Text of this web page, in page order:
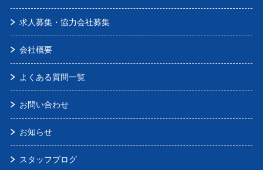
求人募集・協力会社募集
会社概要
よくある質問一覧
お問い合わせ
お知らせ
スタッフブログ